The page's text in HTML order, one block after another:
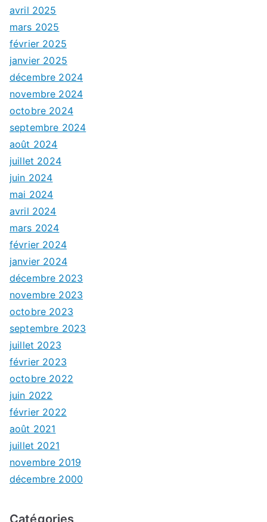
avril 2025
mars 2025
février 2025
janvier 2025
décembre 2024
novembre 2024
octobre 2024
septembre 2024
août 2024
juillet 2024
juin 2024
mai 2024
avril 2024
mars 2024
février 2024
janvier 2024
décembre 2023
novembre 2023
octobre 2023
septembre 2023
juillet 2023
février 2023
octobre 2022
juin 2022
février 2022
août 2021
juillet 2021
novembre 2019
décembre 2000
Catégories